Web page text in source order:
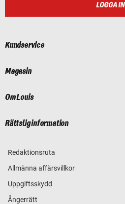
LOGGA IN
Kundservice
Magasin
Om Louis
Rättslig information
Redaktionsruta
Allmänna affärsvillkor
Uppgiftsskydd
Ångerrätt